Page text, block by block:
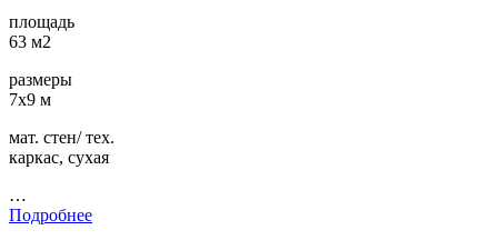
площадь
63 м2
размеры
7х9 м
мат. стен/ тех.
каркас, сухая
…
Подробнее